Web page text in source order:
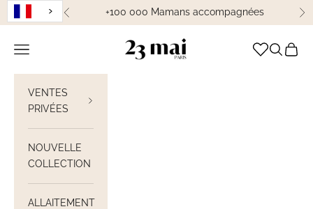
Passer au contenu
Précédent+100 000 Mamans accompagnées
23 Mai Paris
Ouvrir la navigation Ouvrir la
Voir
VENTES
PRIVÉES
NOUVELLE
COLLECTION
ALLAITEMENT